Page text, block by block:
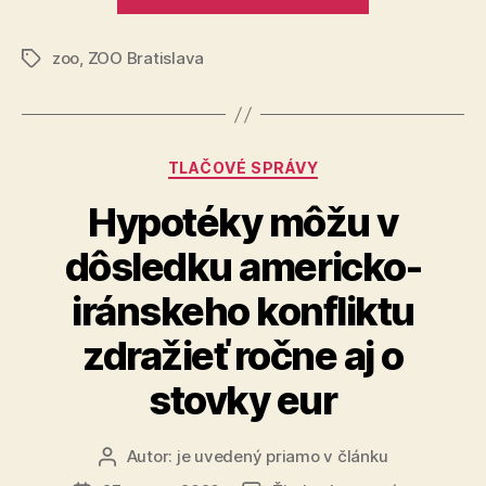
Značky
zoo, ZOO Bratislava
Kategórie
TLAČOVÉ SPRÁVY
Hypotéky môžu v
dôsledku americko-
iránskeho konfliktu
zdražieť ročne aj o
stovky eur
Autor
článku
Autor: je uvedený priamo v článku